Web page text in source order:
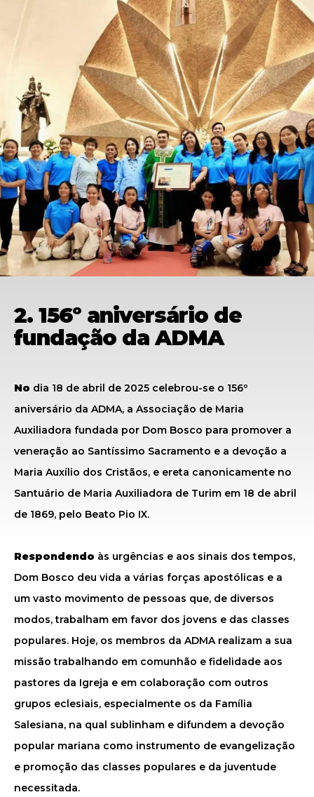
2. 156º aniversário de
fundação da ADMA
No dia 18 de abril de 2025 celebrou-se o 156º
aniversário da ADMA, a Associação de Maria
Auxiliadora fundada por Dom Bosco para promover a
veneração ao Santíssimo Sacramento e a devoção a
Maria Auxílio dos Cristãos, e ereta canonicamente no
Santuário de Maria Auxiliadora de Turim em 18 de abril
de 1869, pelo Beato Pio IX.
Respondendo às urgências e aos sinais dos tempos,
Dom Bosco deu vida a várias forças apostólicas e a
um vasto movimento de pessoas que, de diversos
modos, trabalham em favor dos jovens e das classes
populares. Hoje, os membros da ADMA realizam a sua
missão trabalhando em comunhão e fidelidade aos
pastores da Igreja e em colaboração com outros
grupos eclesiais, especialmente os da Família
Salesiana, na qual sublinham e difundem a devoção
popular mariana como instrumento de evangelização
e promoção das classes populares e da juventude
necessitada.